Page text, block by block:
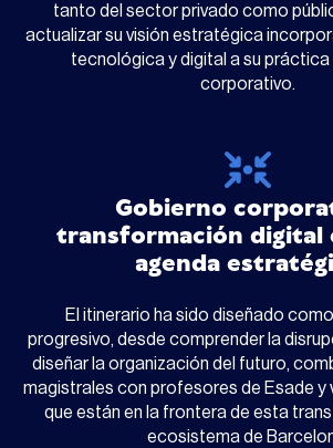
tanto del sector privado como
actualizar su visión estratégica
tecnológica y digital a su práctica
corporativo.
Gobierno
transformación digital
agenda
El itinerario ha sido diseñado
progresivo, desde comprender la
diseñar la organización del futuro,
magistrales con profesores de Esade y
que están en la frontera de esta
ecosistema de